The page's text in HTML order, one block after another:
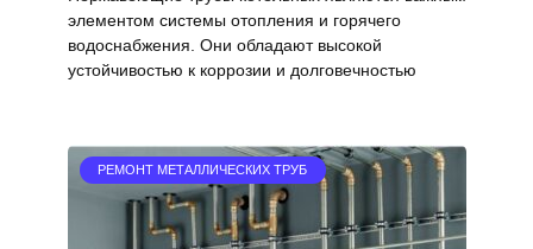
элементом системы отопления и горячего
водоснабжения. Они обладают высокой
устойчивостью к коррозии и долговечностью
РЕМОНТ МЕТАЛЛИЧЕСКИХ ТРУБ